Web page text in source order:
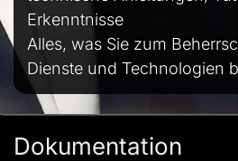
Erkenntnisse
Alles, was Sie zum
Dienste und Technologien
Dokumentation